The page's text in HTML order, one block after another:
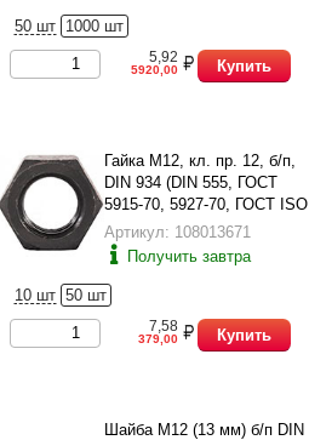
50 шт 1000 шт
5,92
5920,00 Купить
Гайка М12, кл. пр. 12, б/п,
DIN 934 (DIN 555, ГОСТ
5915-70, 5927-70, ГОСТ ISO
4032)
Артикул: 108013671
Получить завтра
10 шт 50 шт
7,58
379,00 Купить
Шайба М12 (13 мм) б/п DIN